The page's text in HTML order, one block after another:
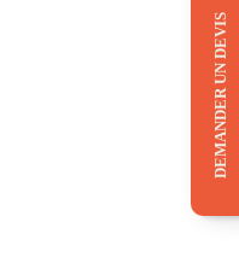
DEMANDER UN DEVIS